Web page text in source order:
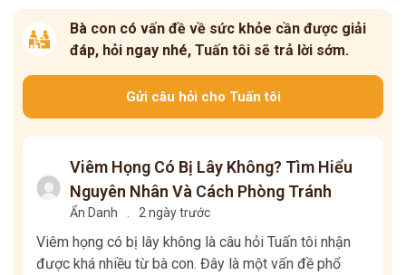
Bà con có vấn đề về sức khỏe cần được giải
đáp, hỏi ngay nhé, Tuấn tôi sẽ trả lời sớm.
Gửi câu hỏi cho Tuấn tôi
Viêm Họng Có Bị Lây Không? Tìm Hiểu
Nguyên Nhân Và Cách Phòng Tránh
Ẩn Danh 2 ngày trước
Viêm họng có bị lây không là câu hỏi Tuấn tôi nhận
được khá nhiều từ bà con. Đây là một vấn đề phổ